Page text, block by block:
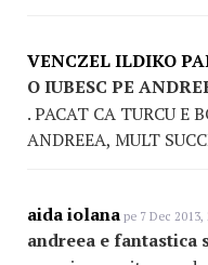
VENCZEL ILDIKO
O IUBESC PE
. PACAT CA TURCU E
ANDREEA, MULT
aida iolana pe 7 Dec 2013,
andreea e